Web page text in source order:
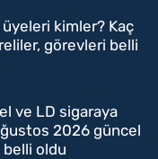
üyeleri kimler? Kaç
görevleri belli
ve LD sigaraya
2026 güncel
belli oldu